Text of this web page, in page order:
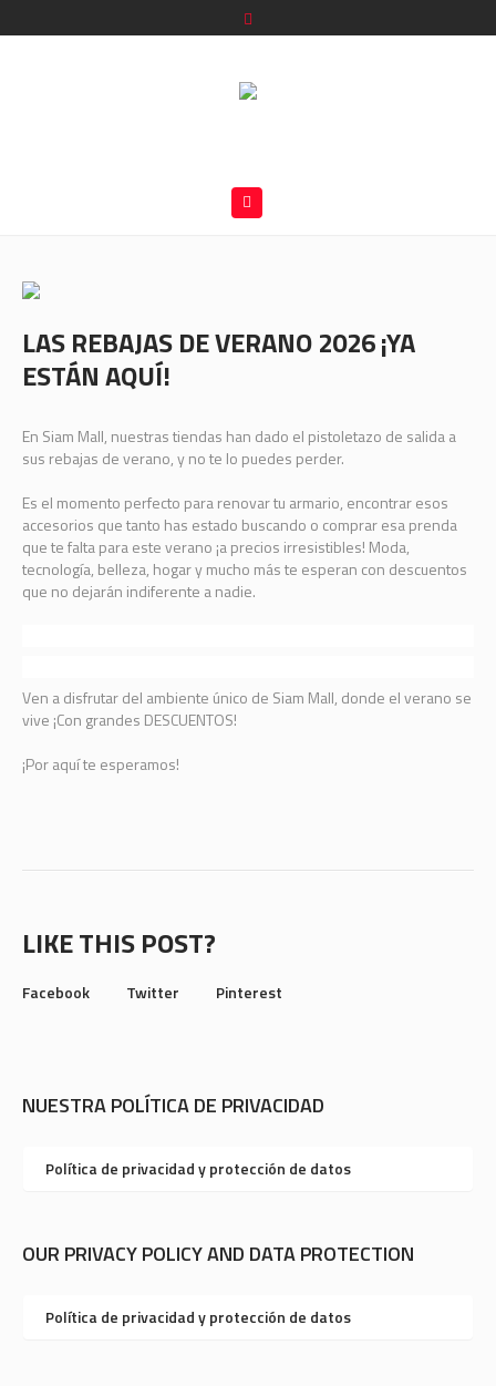
LAS REBAJAS DE VERANO 2026 ¡YA
ESTÁN AQUÍ!
En Siam Mall, nuestras tiendas han dado el pistoletazo de salida a
sus rebajas de verano, y no te lo puedes perder.
Es el momento perfecto para renovar tu armario, encontrar esos
accesorios que tanto has estado buscando o comprar esa prenda
que te falta para este verano ¡a precios irresistibles! Moda,
tecnología, belleza, hogar y mucho más te esperan con descuentos
que no dejarán indiferente a nadie.
Ven a disfrutar del ambiente único de Siam Mall, donde el verano se
vive ¡Con grandes DESCUENTOS!
¡Por aquí te esperamos!
LIKE THIS POST?
Facebook Twitter Pinterest
NUESTRA POLÍTICA DE PRIVACIDAD
Política de privacidad y protección de datos
OUR PRIVACY POLICY AND DATA PROTECTION
Política de privacidad y protección de datos